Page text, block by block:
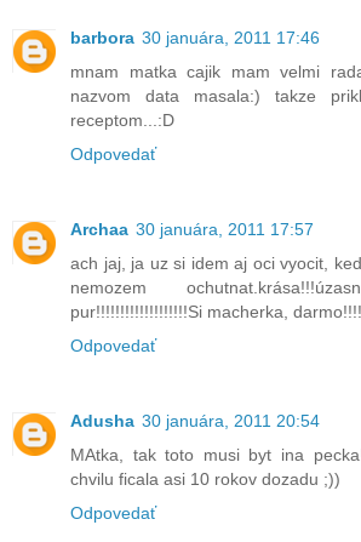
barbora 30 januára, 2011 17:46
mnam matka cajik mam velmi
nazvom data masala:) takze
receptom...:D
Odpovedať
Archaa 30 januára, 2011 17:57
ach jaj, ja uz si idem aj oci vyocit,
nemozem
pur!!!!!!!!!!!!!!!!!!!Si macherka,
Odpovedať
Adusha 30 januára, 2011 20:54
MAtka, tak toto musi byt ina
chvilu ficala asi 10 rokov dozadu ;))
Odpovedať